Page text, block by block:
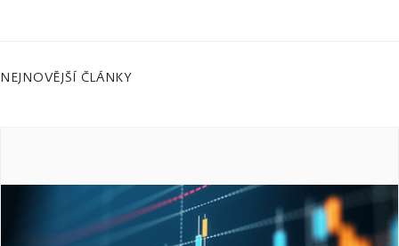
NEJNOVĚJŠÍ ČLÁNKY